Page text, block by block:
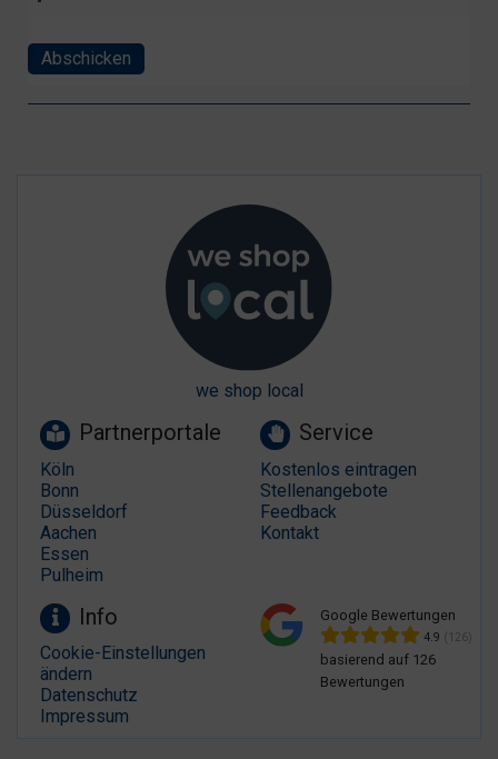
Abschicken
we shop local
Partnerportale
Köln
Bonn
Düsseldorf
Aachen
Essen
Pulheim
Service
Kostenlos eintragen
Stellenangebote
Feedback
Kontakt
Info
Cookie-Einstellungen
ändern
Datenschutz
Impressum
Google Bewertungen
4.9 (126)
basierend auf 126
Bewertungen